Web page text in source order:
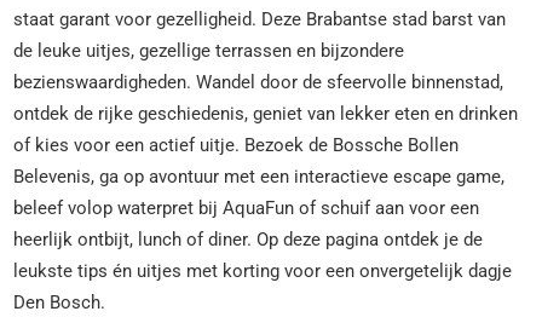
staat garant voor gezelligheid. Deze Brabantse stad barst van
de leuke uitjes, gezellige terrassen en bijzondere
bezienswaardigheden. Wandel door de sfeervolle binnenstad,
ontdek de rijke geschiedenis, geniet van lekker eten en drinken
of kies voor een actief uitje. Bezoek de Bossche Bollen
Belevenis, ga op avontuur met een interactieve escape game,
beleef volop waterpret bij AquaFun of schuif aan voor een
heerlijk ontbijt, lunch of diner. Op deze pagina ontdek je de
leukste tips én uitjes met korting voor een onvergetelijk dagje
Den Bosch.